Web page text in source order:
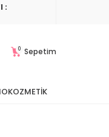
:
0 Sepetim